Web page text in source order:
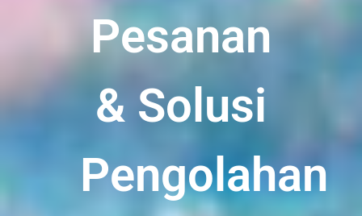
Pesanan
& Solusi
Pengolahan